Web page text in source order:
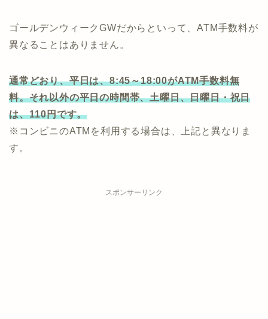
ゴールデンウィークGWだからといって、ATM手数料が
異なることはありません。
通常どおり、平日は、8:45～18:00がATM手数料無
料。それ以外の平日の時間帯、土曜日、日曜日・祝日
は、110円です。
※コンビニのATMを利用する場合は、上記と異なりま
す。
スポンサーリンク